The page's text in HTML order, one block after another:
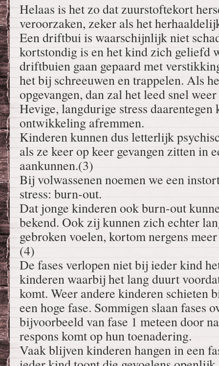
Helaas is het zo dat zuurstoftekort
veroorzaken, zeker als het
Een driftbui is waarschijnlijk niet
kortstondig is en het kind zich geliefd
driftbuien gaan gepaard met
het bij schreeuwen en trappelen. Als
opgevangen, dan zal het leed snel
Hevige, langdurige stress
ontwikkeling afremmen.
Kinderen kunnen dus letterlijk
als ze keer op keer gevangen zitten in
aankunnen.(3)
Bij volwassenen noemen we een
stress: burn-out.
Dat jonge kinderen ook burn-out
bekend. Ook zij kunnen zich echter
gebroken voelen, kortom nergens
(4)
De fases verlopen niet bij ieder kind
kinderen waarbij het lang duurt
komt. Weer andere kinderen schieten
een hoge fase. Sommigen slaan fases
bijvoorbeeld van fase 1 meteen door
respons komt op hun toenadering.
Vaak blijven kinderen hangen in een